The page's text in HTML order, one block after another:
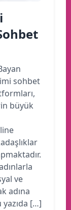
sohbet
büyük
ve
adına
[…]